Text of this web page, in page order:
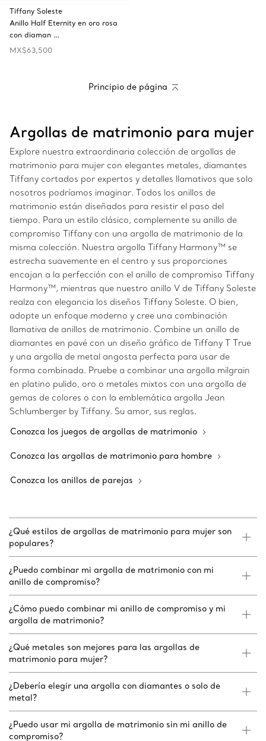
Tiffany Soleste
Anillo Half Eternity en oro rosa
con diaman …
MX$63,500
Principio de página
Argollas de matrimonio para mujer
Explore nuestra extraordinaria colección de argollas de
matrimonio para mujer con elegantes metales, diamantes
Tiffany cortados por expertos y detalles llamativos que solo
nosotros podríamos imaginar. Todos los anillos de
matrimonio están diseñados para resistir el paso del
tiempo. Para un estilo clásico, complemente su anillo de
compromiso Tiffany con una argolla de matrimonio de la
misma colección. Nuestra argolla Tiffany Harmony™ se
estrecha suavemente en el centro y sus proporciones
encajan a la perfección con el anillo de compromiso Tiffany
Harmony™, mientras que nuestro anillo V de Tiffany Soleste
realza con elegancia los diseños Tiffany Soleste. O bien,
adopte un enfoque moderno y cree una combinación
llamativa de anillos de matrimonio. Combine un anillo de
diamantes en pavé con un diseño gráfico de Tiffany T True
y una argolla de metal angosta perfecta para usar de
forma combinada. Pruebe a combinar una argolla milgrain
en platino pulido, oro o metales mixtos con una argolla de
gemas de colores o con la emblemática argolla Jean
Schlumberger by Tiffany. Su amor, sus reglas.
Conozca los juegos de argollas de matrimonio
Conozca las argollas de matrimonio para hombre
Conozca los anillos de parejas
¿Qué estilos de argollas de matrimonio para mujer son
populares?
¿Puedo combinar mi argolla de matrimonio con mi
anillo de compromiso?
¿Cómo puedo combinar mi anillo de compromiso y mi
argolla de matrimonio?
¿Qué metales son mejores para las argollas de
matrimonio para mujer?
¿Debería elegir una argolla con diamantes o solo de
metal?
¿Puedo usar mi argolla de matrimonio sin mi anillo de
compromiso?